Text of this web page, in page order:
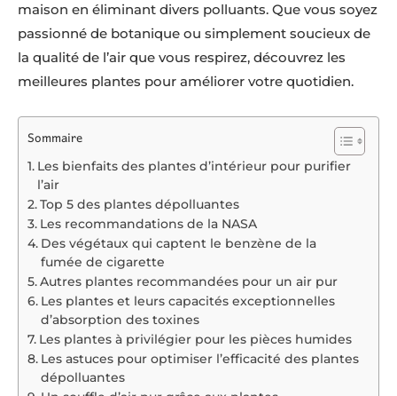
maison en éliminant divers polluants. Que vous soyez
passionné de botanique ou simplement soucieux de
la qualité de l’air que vous respirez, découvrez les
meilleures plantes pour améliorer votre quotidien.
Sommaire
Les bienfaits des plantes d’intérieur pour purifier
l’air
Top 5 des plantes dépolluantes
Les recommandations de la NASA
Des végétaux qui captent le benzène de la
fumée de cigarette
Autres plantes recommandées pour un air pur
Les plantes et leurs capacités exceptionnelles
d’absorption des toxines
Les plantes à privilégier pour les pièces humides
Les astuces pour optimiser l’efficacité des plantes
dépolluantes